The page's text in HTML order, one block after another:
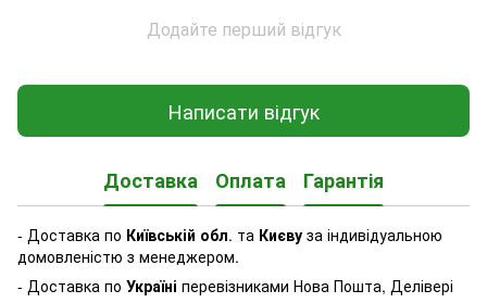
Додайте перший відгук
Написати відгук
Доставка Оплата Гарантія
- Доставка по Київській обл. та Києву за індивідуальною
домовленістю з менеджером.
- Доставка по Україні перевізниками Нова Пошта, Делівері